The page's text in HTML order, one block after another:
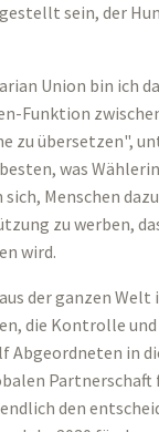
sein, der
Union bin ich
Funktion
zu übersetzen",
was
sich, Menschen
zu werben,
wird.
der ganzen
die Kontrolle
Abgeordneten in
den